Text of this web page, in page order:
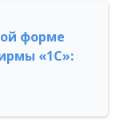
форме
«1С»: